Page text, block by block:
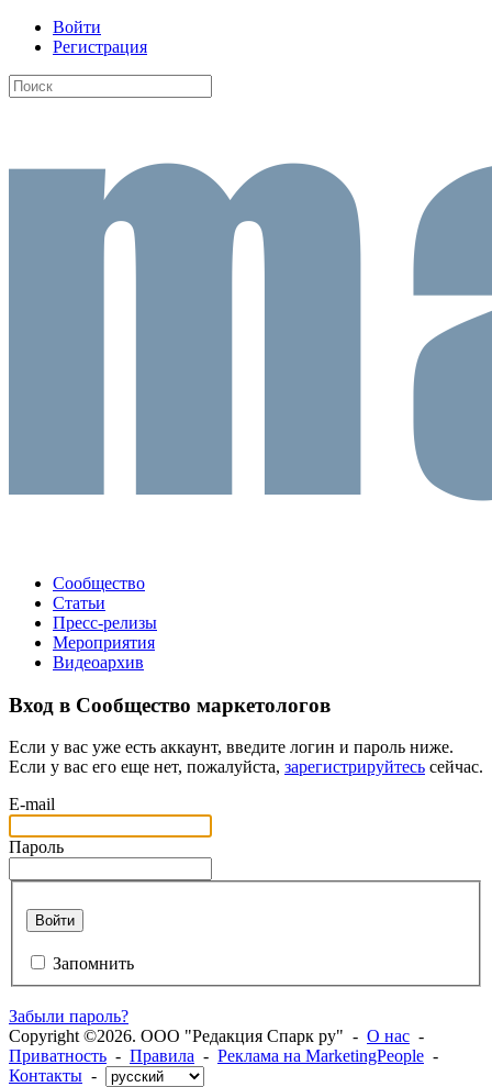
Войти
Регистрация
Сообщество
Статьи
Пресс-релизы
Мероприятия
Видеоархив
Вход в Сообщество маркетологов
Если у вас уже есть аккаунт, введите логин и пароль ниже.
Если у вас его еще нет, пожалуйста, зарегистрируйтесь сейчас.
E-mail
Пароль
Войти
Запомнить
Забыли пароль?
Copyright ©2026. ООО "Редакция Спарк ру" - О нас -
Приватность - Правила - Реклама на MarketingPeople -
Контакты -